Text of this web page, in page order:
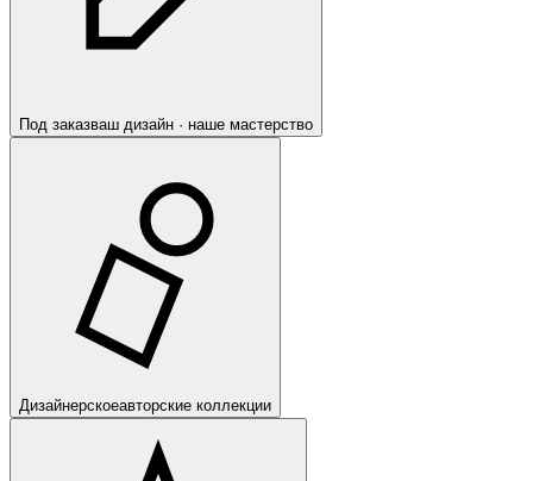
Под заказваш дизайн · наше мастерство
Дизайнерскоеавторские коллекции